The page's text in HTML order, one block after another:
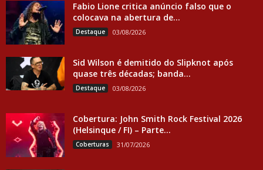
Fabio Lione critica anúncio falso que o
colocava na abertura de...
Destaque 03/08/2026
Sid Wilson é demitido do Slipknot após
quase três décadas; banda...
Destaque 03/08/2026
Cobertura: John Smith Rock Festival 2026
(Helsinque / FI) – Parte...
Coberturas 31/07/2026